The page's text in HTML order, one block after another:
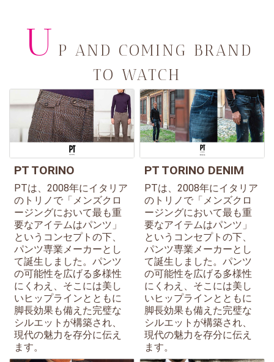
U P AND COMING BRAND
TO WATCH
PT TORINO
PTは、2008年にイタリア
のトリノで「メンズクロ
ージングにおいて最も重
要なアイテムはパンツ」
というコンセプトの下、
パンツ専業メーカーとし
て誕生しました。パンツ
の可能性を広げる多様性
にくわえ、そこには美し
いヒップラインとともに
脚長効果も備えた完璧な
シルエットが構築され、
現代の魅力を存分に伝え
ます。
PT TORINO DENIM
PTは、2008年にイタリア
のトリノで「メンズクロ
ージングにおいて最も重
要なアイテムはパンツ」
というコンセプトの下、
パンツ専業メーカーとし
て誕生しました。パンツ
の可能性を広げる多様性
にくわえ、そこには美し
いヒップラインとともに
脚長効果も備えた完璧な
シルエットが構築され、
現代の魅力を存分に伝え
ます。